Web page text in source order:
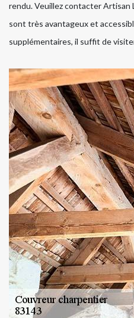
rendu. Veuillez contacter Artisan
sont très avantageux et
supplémentaires, il suffit de